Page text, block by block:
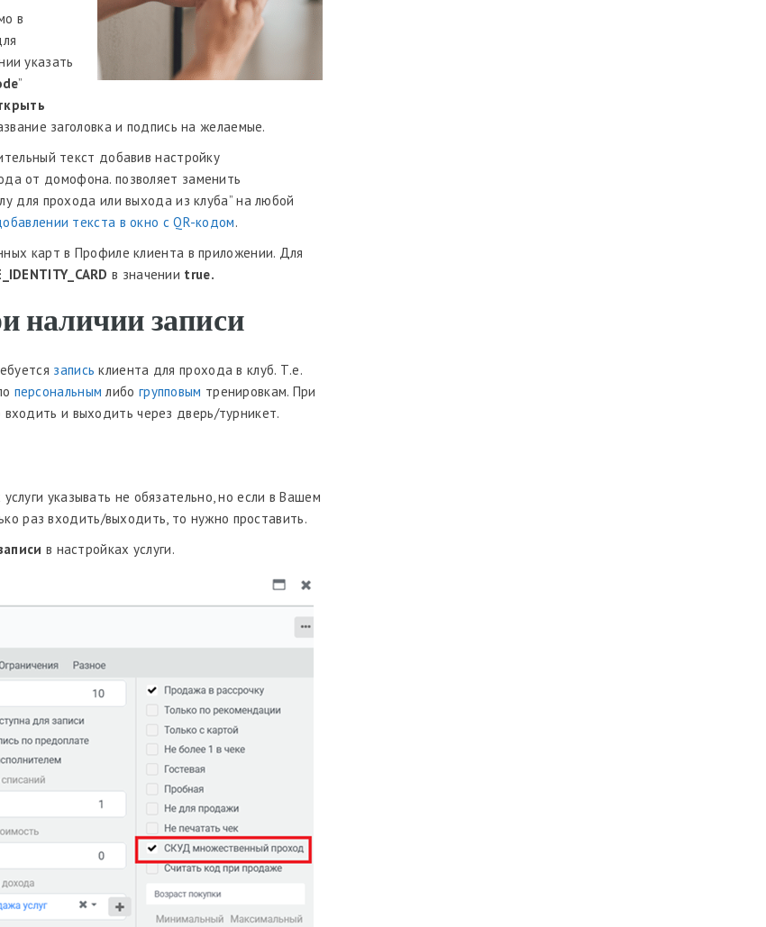
в
указать
”
заголовка и подпись на желаемые.
текст добавив настройку
от домофона. позволяет заменить
для прохода или выхода из клуба” на любой
текста в окно с QR-кодом.
карт в Профиле клиента в приложении. Для
в значении true.
наличии записи
запись клиента для прохода в клуб. Т.е.
персональным либо групповым тренировкам. При
и выходить через дверь/турникет.
указывать не обязательно, но если в Вашем
раз входить/выходить, то нужно проставить.
в настройках услуги.